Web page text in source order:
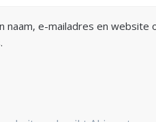
naam, e-mailadres en